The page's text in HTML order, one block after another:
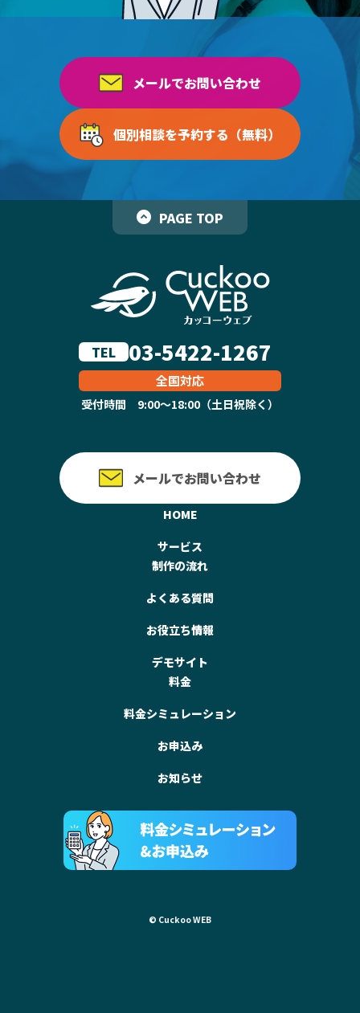
メールでお問い合わせ
個別相談を予約する（無料）
PAGE TOP
TEL 03-5422-1267
全国対応
受付時間 9:00～18:00（土日祝除く）
メールでお問い合わせ
HOME
サービス
制作の流れ
よくある質問
お役立ち情報
デモサイト
料金
料金シミュレーション
お申込み
お知らせ
© Cuckoo WEB